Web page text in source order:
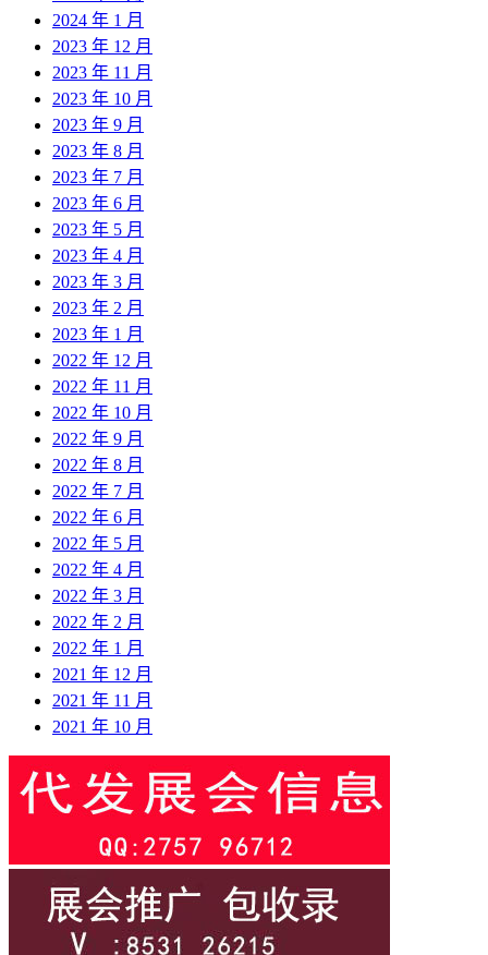
2024 年 1 月
2023 年 12 月
2023 年 11 月
2023 年 10 月
2023 年 9 月
2023 年 8 月
2023 年 7 月
2023 年 6 月
2023 年 5 月
2023 年 4 月
2023 年 3 月
2023 年 2 月
2023 年 1 月
2022 年 12 月
2022 年 11 月
2022 年 10 月
2022 年 9 月
2022 年 8 月
2022 年 7 月
2022 年 6 月
2022 年 5 月
2022 年 4 月
2022 年 3 月
2022 年 2 月
2022 年 1 月
2021 年 12 月
2021 年 11 月
2021 年 10 月